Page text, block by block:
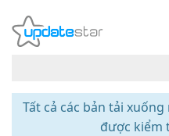
Tất cả các bản tải
được kiểm